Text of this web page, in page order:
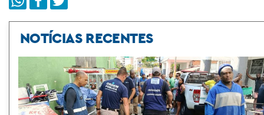
NOTÍCIAS RECENTES